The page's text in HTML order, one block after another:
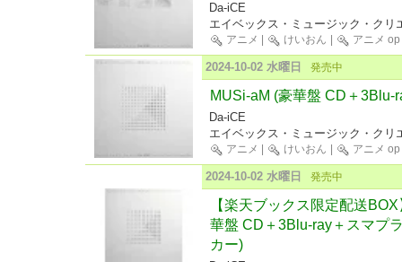
Da-iCE
エイベックス・ミュージック・クリ
アニメ けいおん アニメ op
2024-10-02 水曜日 発売中
MUSi-aM (豪華盤 CD＋3Blu-
Da-iCE
エイベックス・ミュージック・クリ
アニメ けいおん アニメ op
2024-10-02 水曜日 発売中
【楽天ブックス限定配送
華盤 CD＋3Blu-ray＋スマプ
カー)